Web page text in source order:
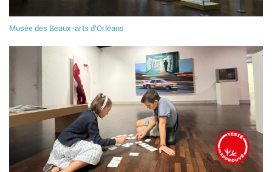
Musée des Beaux-arts d'Orléans